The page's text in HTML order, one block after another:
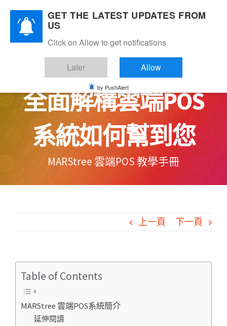
Skip
content
輕鬆管理帳單攻略
全面解構雲端POS
系統如何幫到您
MARStree 雲端POS 教學手冊
上一頁 下一頁
Table of Contents
MARStree 雲端POS系統簡介
延伸閱讀
GET THE LATEST UPDATES FROM
US
Click on Allow to get notifications
Later Allow
by PushAlert